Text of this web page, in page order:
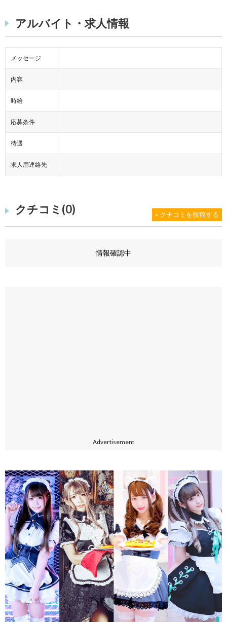
アルバイト・求人情報
メッセージ
内容
時給
応募条件
待遇
求人用連絡先
クチコミ(0) » クチコミを投稿する
情報確認中
Advertisement